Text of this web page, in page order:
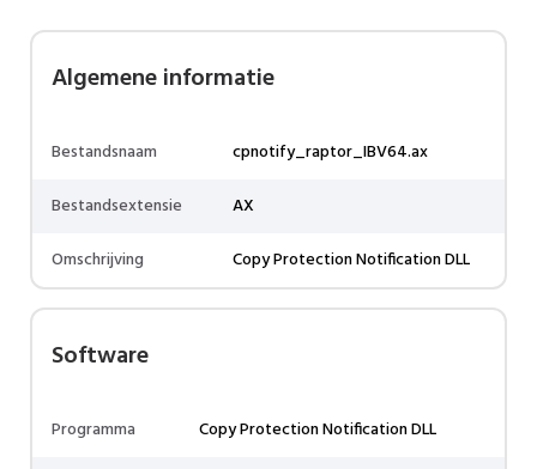
Algemene informatie
Bestandsnaam
cpnotify_raptor_IBV64.ax
Bestandsextensie
AX
Omschrijving
Copy Protection Notification DLL
Software
Programma
Copy Protection Notification DLL